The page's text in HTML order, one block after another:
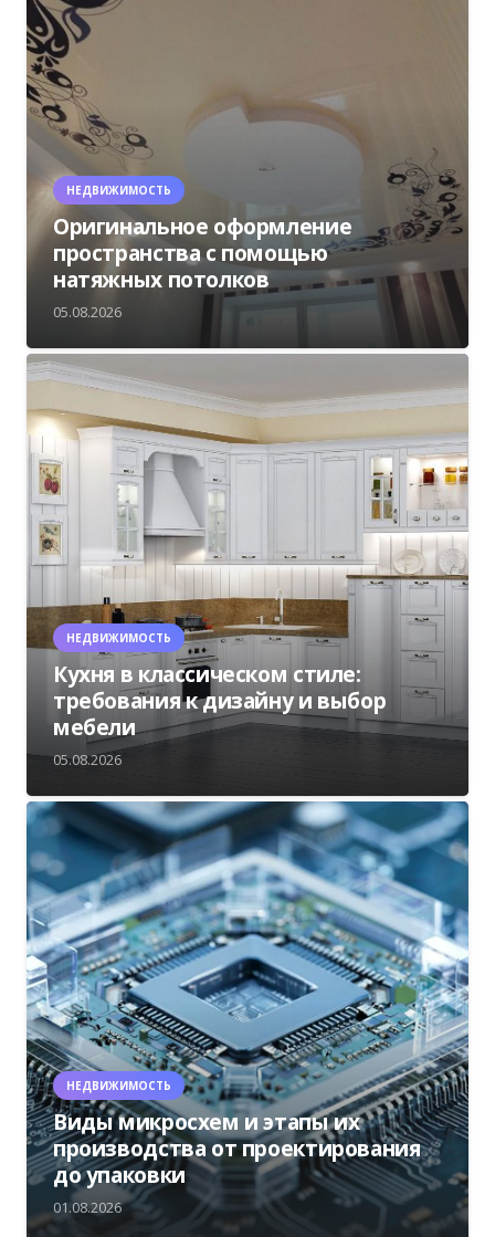
НЕДВИЖИМОСТЬ
Оригинальное оформление
пространства с помощью
натяжных потолков
05.08.2026
НЕДВИЖИМОСТЬ
Кухня в классическом стиле:
требования к дизайну и выбор
мебели
05.08.2026
НЕДВИЖИМОСТЬ
Виды микросхем и этапы их
производства от проектирования
до упаковки
01.08.2026